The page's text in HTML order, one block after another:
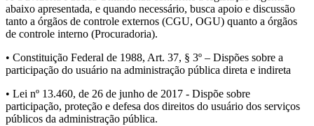
abaixo apresentada, e quando necessário, busca apoio e discussão
tanto a órgãos de controle externos (CGU, OGU) quanto a órgãos
de controle interno (Procuradoria).
• Constituição Federal de 1988, Art. 37, § 3º – Dispões sobre a
participação do usuário na administração pública direta e indireta
• Lei nº 13.460, de 26 de junho de 2017 - Dispõe sobre
participação, proteção e defesa dos direitos do usuário dos serviços
públicos da administração pública.